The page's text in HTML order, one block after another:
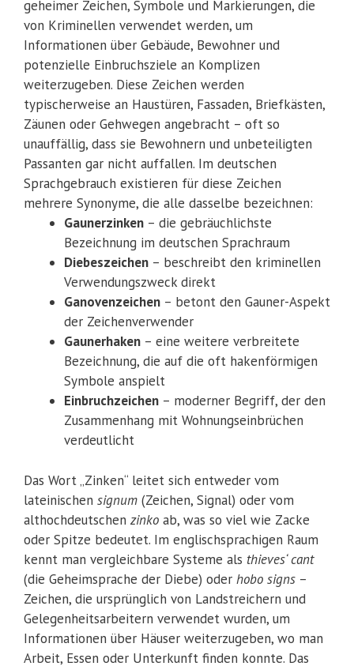
geheimer Zeichen, Symbole und Markierungen, die
von Kriminellen verwendet werden, um
Informationen über Gebäude, Bewohner und
potenzielle Einbruchsziele an Komplizen
weiterzugeben. Diese Zeichen werden
typischerweise an Haustüren, Fassaden, Briefkästen,
Zäunen oder Gehwegen angebracht – oft so
unauffällig, dass sie Bewohnern und unbeteiligten
Passanten gar nicht auffallen. Im deutschen
Sprachgebrauch existieren für diese Zeichen
mehrere Synonyme, die alle dasselbe bezeichnen:
Gaunerzinken – die gebräuchlichste
Bezeichnung im deutschen Sprachraum
Diebeszeichen – beschreibt den kriminellen
Verwendungszweck direkt
Ganovenzeichen – betont den Gauner-Aspekt
der Zeichenverwender
Gaunerhaken – eine weitere verbreitete
Bezeichnung, die auf die oft hakenförmigen
Symbole anspielt
Einbruchzeichen – moderner Begriff, der den
Zusammenhang mit Wohnungseinbrüchen
verdeutlicht
Das Wort „Zinken“ leitet sich entweder vom
lateinischen signum (Zeichen, Signal) oder vom
althochdeutschen zinko ab, was so viel wie Zacke
oder Spitze bedeutet. Im englischsprachigen Raum
kennt man vergleichbare Systeme als thieves‘ cant
(die Geheimsprache der Diebe) oder hobo signs –
Zeichen, die ursprünglich von Landstreichern und
Gelegenheitsarbeitern verwendet wurden, um
Informationen über Häuser weiterzugeben, wo man
Arbeit, Essen oder Unterkunft finden konnte. Das